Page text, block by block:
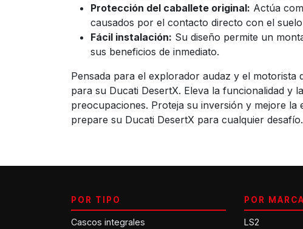
Protección del caballete original: Actúa
causados por el contacto directo con el
Fácil instalación: Su diseño permite un
sus beneficios de inmediato.
Pensada para el explorador audaz y el
para su Ducati DesertX. Eleva la funcionalidad y
preocupaciones. Proteja su inversión y mejore
prepare su Ducati DesertX para cualquier desafío.
POR TIPO
Cascos integrales
POR MARCA
LS2